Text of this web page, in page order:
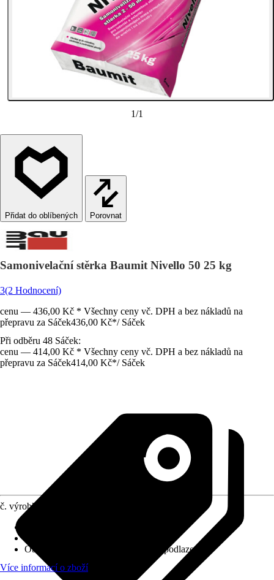
1/1
Porovnat
Samonivelační stěrka Baumit Nivello 50 25 kg
3(2 Hodnocení)
cenu — 436,00 Kč * Všechny ceny vč. DPH a bez nákladů na
přepravu za Sáček436,00 Kč*/ Sáček
Při odběru 48 Sáček:
cenu — 414,00 Kč * Všechny ceny vč. DPH a bez nákladů na
přepravu za Sáček414,00 Kč*/ Sáček
č. výrobku
Oblast použití
Exteriér, Interiér, Na podlaze
Více informací o zboží